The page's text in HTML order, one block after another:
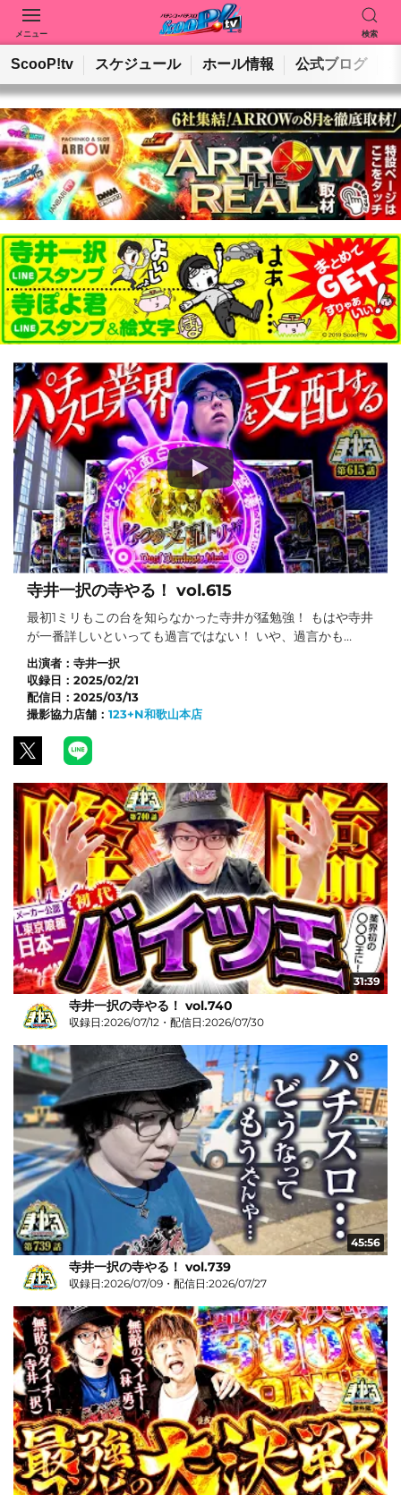
メニュー 検索
動画を検索 ホールを検索
検索
ScooP!tv スケジュール ホール情報 公式ブログ
寺井一択の寺やる！ vol.615
最初1ミリもこの台を知らなかった寺井が猛勉強！ もはや寺井
が一番詳しいといっても過言ではない！ いや、過言かも…
出演者： 寺井一択
収録日： 2025/02/21
配信日： 2025/03/13
撮影協力店舗： 123+N和歌山本店
31:39
寺井一択の寺やる！ vol.740
収録日:2026/07/12・配信日:2026/07/30
45:56
寺井一択の寺やる！ vol.739
収録日:2026/07/09・配信日:2026/07/27